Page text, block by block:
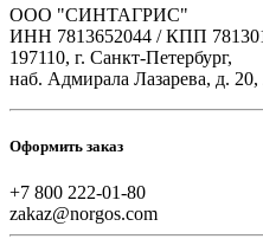
ООО "СИНТАГРИС"
ИНН 7813652044 / КПП
197110, г. Санкт-Петербург,
наб. Адмирала Лазарева, д.
Оформить заказ
+7 800 222-01-80
zakaz@norgos.com